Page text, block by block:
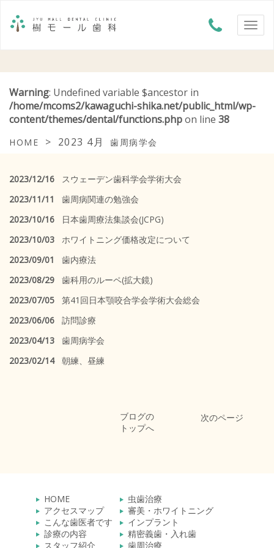
Warning: Undefined variable $ancestor in
/home/mcoms2/kawaguchi-shika.net/public_html/wp-
content/themes/dental/functions.phpon line 38
HOME > 2023 4月 歯周病学会
2023/12/16 スウェーデン歯科学会学術大会
2023/11/11
歯周病関連の勉強会
2023/10/16 日本歯周療法集談会(JCPG)
2023/10/03 ホワイトニング価格改定について
2023/09/01
歯内療法
2023/08/29 歯科用のルーペ(拡大鏡)
2023/07/05 第41回日本顎咬合学会学術大会総会
2023/06/06 訪問診療
2023/04/13 歯周病学会
2023/02/14朝練、昼練
ブログの
トップへ
次のページ
HOME
アクセスマップ
こんな歯医者です
診療の内容
スタッフ紹介
虫歯治療
審美・ホワイトニング
インプラント
精密義歯・入れ歯
歯周治療